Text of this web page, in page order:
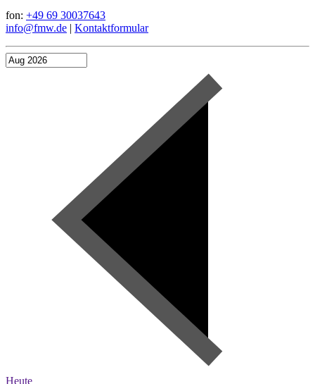
fon: +49 69 30037643
info@fmw.de | Kontaktformular
Heute